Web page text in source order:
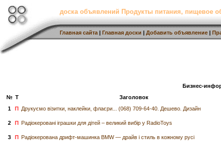
доска объявлений Продукты питания, пищевое
Главная сайта | Главная доски | Добавить объявление |
Бизнес-
№ Т
Заголовок
1
П Друкуємо візитки, наклейки, флаєри... (068) 709-64-40. Дешево. Дизайн
2 П Радіокеровані іграшки для дітей – великий вибір у RadioToys
3 П Радіокерована дрифт-машинка BMW — драйв і стиль в кожному русі